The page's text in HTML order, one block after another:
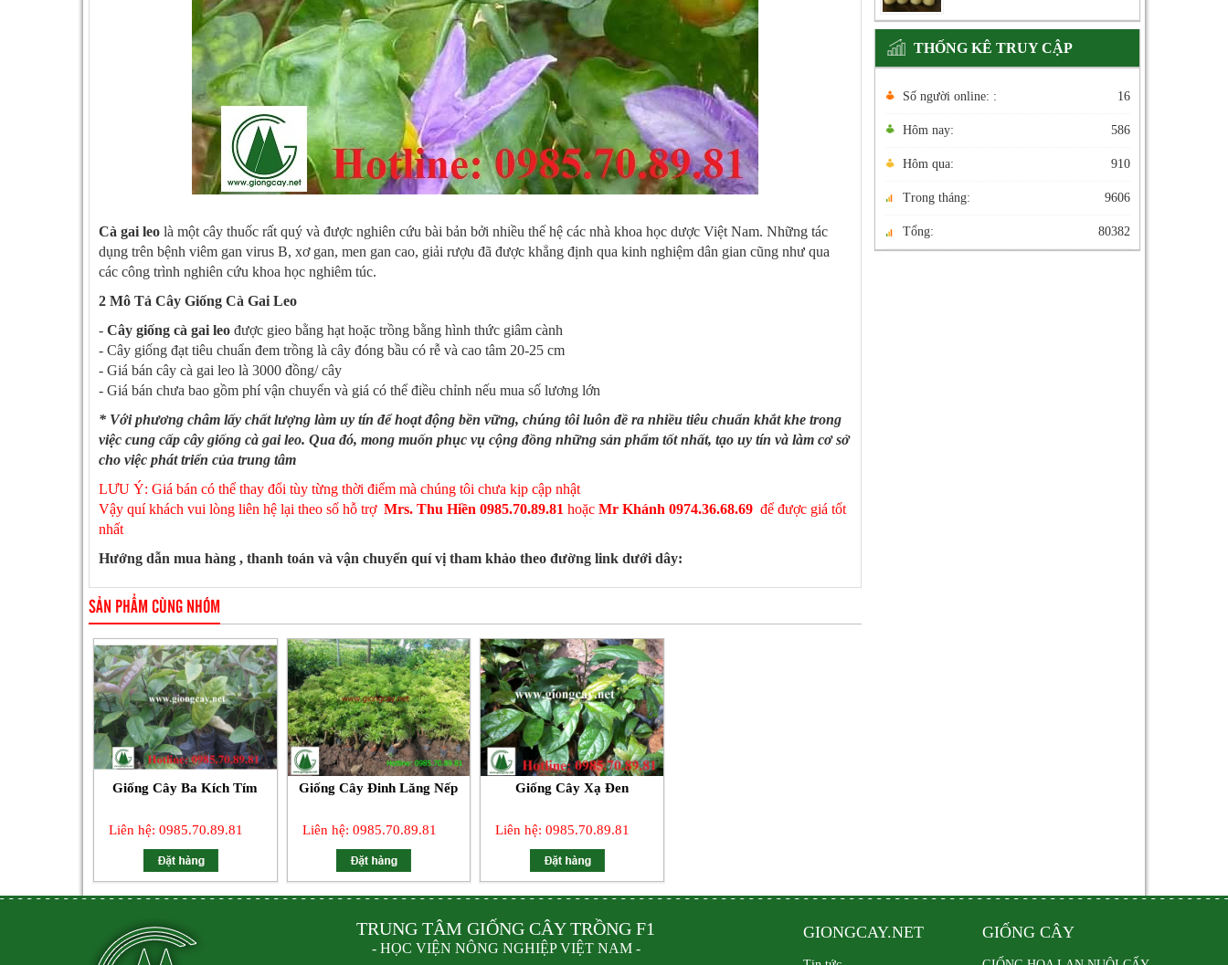
Cà gai leo là một cây thuốc rất quý và được nghiên cứu bài bản bởi nhiều thế hệ các nhà khoa học dược Việt Nam. Những tác
dụng trên bệnh viêm gan virus B, xơ gan, men gan cao, giải rượu đã được khẳng định qua kinh nghiệm dân gian cũng như qua
các công trình nghiên cứu khoa học nghiêm túc.
2 Mô Tả Cây Giống Cà Gai Leo
- Cây giống cà gai leo được gieo bằng hạt hoặc trồng bằng hình thức giâm cành
- Cây giống đạt tiêu chuẩn đem trồng là cây đóng bầu có rễ và cao tâm 20-25 cm
- Giá bán cây cà gai leo là 3000 đồng/ cây
- Giá bán chưa bao gồm phí vận chuyển và giá có thể điều chỉnh nếu mua số lương lớn
* Với phương châm lấy chất lượng làm uy tín để hoạt động bền vững, chúng tôi luôn đề ra nhiều tiêu chuẩn khắt khe trong
việc cung cấp cây giống cà gai leo. Qua đó, mong muốn phục vụ cộng đồng những sản phẩm tốt nhất, tạo uy tín và làm cơ sở
cho việc phát triển của trung tâm
LƯU Ý: Giá bán có thể thay đổi tùy từng thời điểm mà chúng tôi chưa kịp cập nhật
​​​​​​Vậy quí khách vui lòng liên hệ lại theo số hỗ trợ Mrs. Thu Hiền 0985.70.89.81 hoặc Mr Khánh 0974.36.68.69 để được giá tốt
nhất
Hướng dẫn mua hàng , thanh toán và vận chuyển quí vị tham khảo theo đường link dưới dây:
SẢN PHẨM CÙNG NHÓM
Giống Cây Ba Kích Tím
Liên hệ: 0985.70.89.81
Giống Cây Đinh Lăng Nếp
Liên hệ: 0985.70.89.81
Giống Cây Xạ Đen
Liên hệ: 0985.70.89.81
THỐNG KÊ TRUY CẬP
Số người online: : 16
Hôm nay: 586
Hôm qua: 910
Trong tháng: 9606
Tổng: 80382
TRUNG TÂM GIỐNG CÂY TRỒNG F1
- HỌC VIỆN NÔNG NGHIỆP VIỆT NAM -
GIONGCAY.NET GIỐNG CÂY